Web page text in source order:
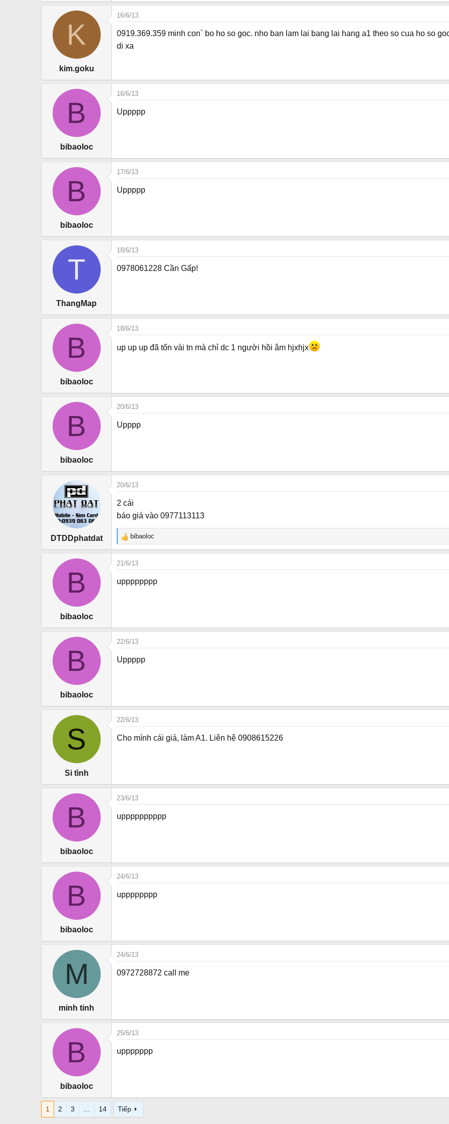
K
kim.goku
16/6/13
0919.369.359 minh con` bo ho so goc. nho ban lam lai bang lai hang a1 theo so cua ho so
di xa
B
bibaoloc
16/6/13
Uppppp
B
bibaoloc
17/6/13
Uppppp
T
ThangMap
18/6/13
0978061228 Cần Gấp!
B
bibaoloc
18/6/13
up up up đã tốn vài tn mà chỉ dc 1 người hồi âm hjxhjx
B
bibaoloc
20/6/13
Upppp
DTDDphatdat
20/6/13
2 cái
báo giá vào 0977113113
R
e
a
c
t
:
bibaoloc
B
bibaoloc
21/6/13
upppppppp
B
bibaoloc
22/6/13
Uppppp
S
Si tình
22/6/13
Cho mình cái giá, làm A1. Liên hệ 0908615226
B
bibaoloc
23/6/13
upppppppppp
B
bibaoloc
24/6/13
upppppppp
M
minh tinh
24/6/13
0972728872 call me
B
bibaoloc
25/6/13
uppppppp
1 2 3 14 Tiếp